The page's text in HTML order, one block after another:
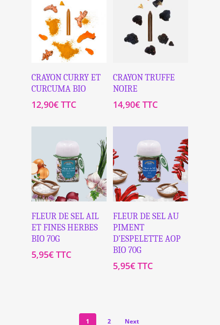
Ajouter Au
Panier
CRAYON CURRY ET
CURCUMA BIO
12,90€ TTC
Ajouter Au
CRAYON TRUFFE
NOIRE
14,90€ TTC
Ajouter Au
Panier
FLEUR DE SEL AIL
ET FINES HERBES
BIO 70G
5,95€ TTC
Ajouter Au
Panier
FLEUR DE SEL AU
PIMENT
D’ESPELETTE AOP
BIO 70G
5,95€ TTC
1 2 Next